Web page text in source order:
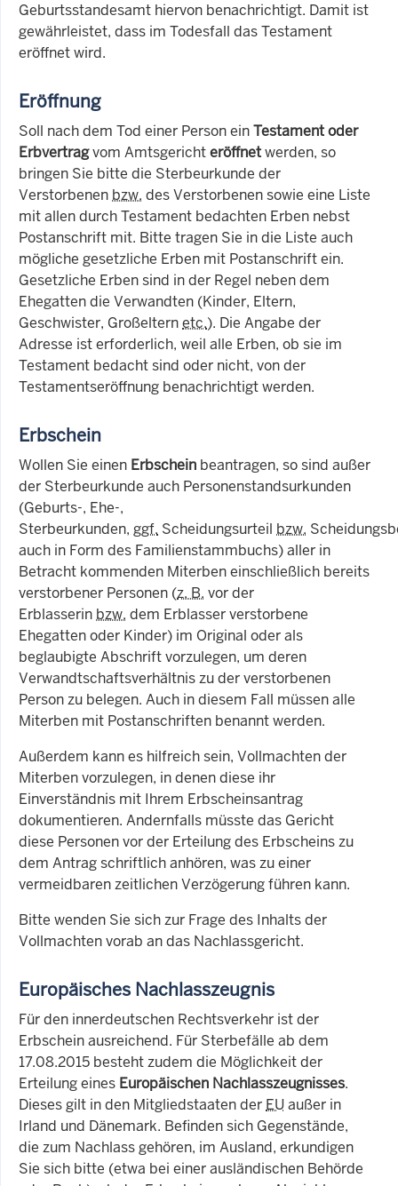
Geburtsstandesamt hiervon benachrichtigt. Damit ist
gewährleistet, dass im Todesfall das Testament
eröffnet wird.
Eröffnung
Soll nach dem Tod einer Person einTestament oder
Erbvertragvom Amtsgerichteröffnetwerden, so
bringen Sie bitte die Sterbeurkunde der
Verstorbenenbzw. des Verstorbenen sowie eine Liste
mit allen durch Testament bedachten Erben nebst
Postanschrift mit. Bitte tragen Sie in die Liste auch
mögliche gesetzliche Erben mit Postanschrift ein.
Gesetzliche Erben sind in der Regel neben dem
Ehegatten die Verwandten (Kinder, Eltern,
Geschwister, Großelternetc.). Die Angabe der
Adresse ist erforderlich, weil alle Erben, ob sie im
Testament bedacht sind oder nicht, von der
Testamentseröffnung benachrichtigt werden.
Erbschein
Wollen Sie einen Erbschein beantragen, so sind außer
der Sterbeurkunde auch Personenstandsurkunden
(Geburts-, Ehe-,
Sterbeurkunden, ggf. Scheidungsurteil bzw.
auch in Form des Familienstammbuchs) aller in
Betracht kommenden Miterben einschließlich bereits
verstorbener Personen (z. B. vor der
Erblasserinbzw. dem Erblasser verstorbene
Ehegatten oder Kinder) im Original oder als
beglaubigte Abschrift vorzulegen, um deren
Verwandtschaftsverhältnis zu der verstorbenen
Person zu belegen. Auch in diesem Fall müssen alle
Miterben mit Postanschriften benannt werden.
Außerdem kann es hilfreich sein, Vollmachten der
Miterben vorzulegen, in denen diese ihr
Einverständnis mit Ihrem Erbscheinsantrag
dokumentieren. Andernfalls müsste das Gericht
diese Personen vor der Erteilung des Erbscheins zu
dem Antrag schriftlich anhören, was zu einer
vermeidbaren zeitlichen Verzögerung führen kann.
Bitte wenden Sie sich zur Frage des Inhalts der
Vollmachten vorab an das Nachlassgericht.
Europäisches Nachlasszeugnis
Für den innerdeutschen Rechtsverkehr ist der
Erbschein ausreichend. Für Sterbefälle ab dem
17.08.2015 besteht zudem die Möglichkeit der
Erteilung eines Europäischen Nachlasszeugnisses.
Dieses gilt in den Mitgliedstaaten derEUaußer in
Irland und Dänemark. Befinden sich Gegenstände,
die zum Nachlass gehören, im Ausland, erkundigen
Sie sich bitte (etwa bei einer ausländischen Behörde